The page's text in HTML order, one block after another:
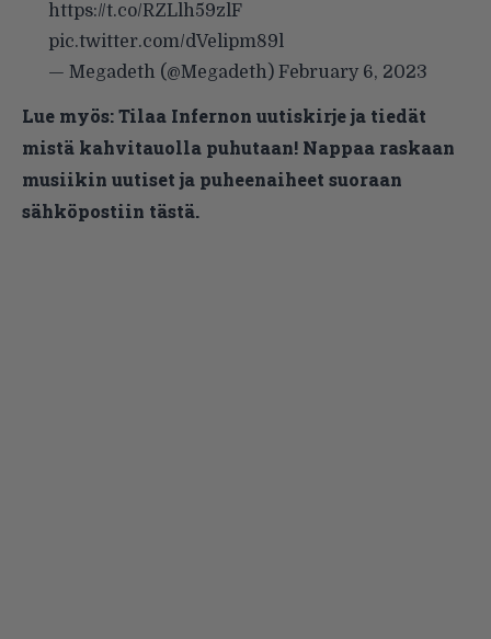
https://t.co/RZLlh59zlF
pic.twitter.com/dVelipm89l
— Megadeth (@Megadeth) February 6, 2023
Lue myös:Tilaa Infernon uutiskirje ja tiedät
mistä kahvitauolla puhutaan! Nappaa raskaan
musiikin uutiset ja puheenaiheet suoraan
sähköpostiin tästä.